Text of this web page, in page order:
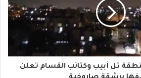
تل أبيب وكتائب القسام تعلن